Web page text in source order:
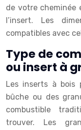
de votre cheminée
l’insert. Les
compatibles avec
Type de
ou insert à
Les inserts à bois
bûche ou des
combustible
trouver. Les